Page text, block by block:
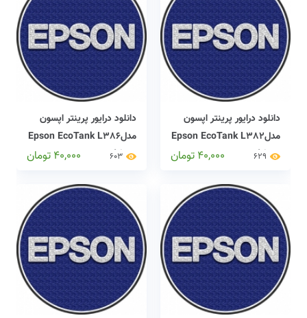
دانلود درایور پرینتر اپسون
مدلEpson EcoTank L382
driver
629
40,000 تومان
دانلود درایور پرینتر اپسون
مدلEpson EcoTank L386
driver
603
40,000 تومان